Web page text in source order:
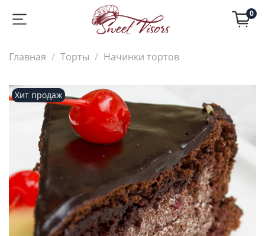
0
Главная Торты Начинки тортов
Хит продаж